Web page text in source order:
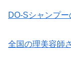
DO-Sシャンプ
全国の理美容師